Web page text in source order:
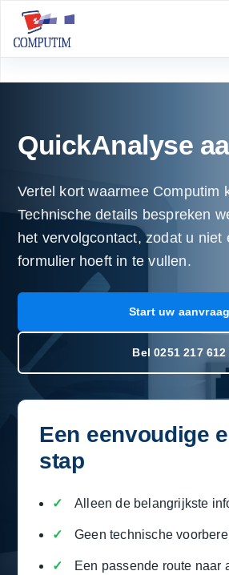
QuickAnalyse
Vertel kort waarmee Computim
Technische details bespreken
het vervolgcontact, zodat u niet
formulier hoeft in te vullen.
Start uw aanvraag
Bel 0251 217 612
Een eenvoudige
stap
Alleen de belangrijkste
Geen technische
Een passende route naar